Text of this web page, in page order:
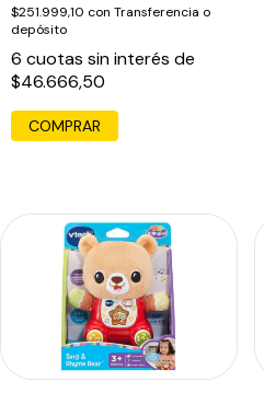
$251.999,10 con Transferencia o
depósito
6 cuotas sin interés de
$46.666,50